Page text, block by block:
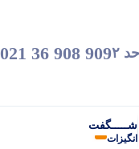
021 36 908 909
شـــــگفت
انگیزات